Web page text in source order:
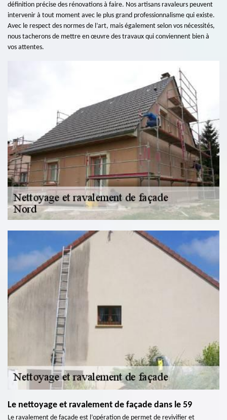
définition précise des rénovations à faire. Nos artisans ravaleurs peuvent
intervenir à tout moment avec le plus grand professionnalisme qui existe.
Avec le respect des normes de l’art, mais également selon vos nécessités,
nous tacherons de mettre en œuvre des travaux qui conviennent bien à
vos attentes.
Le nettoyage et ravalement de façade dans le 59
Le ravalement de façade est l’opération de permet de revivifier et